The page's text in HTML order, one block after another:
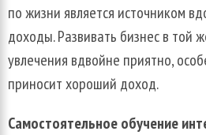
пожизниявляется источником
доходы.Развивать бизнесв той
увлечения вдвойне приятно,
приноситхороший доход.
Самостоятельноеобучение